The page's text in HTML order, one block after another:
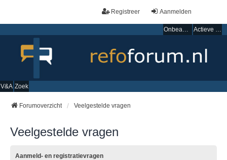
Aanmelden
Registreer
Onbeantwoorde onderwerpen Actieve onderwerpen
V&A Zoek
Forumoverzicht Veelgestelde vragen
Veelgestelde vragen
Aanmeld- en registratievragen